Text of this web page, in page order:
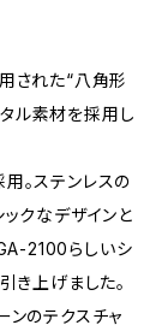
された“八角形
ル素材を採用し
。ステンレスの
クなデザインと
2100らしいシ
き上げました。
ンのテクスチャ